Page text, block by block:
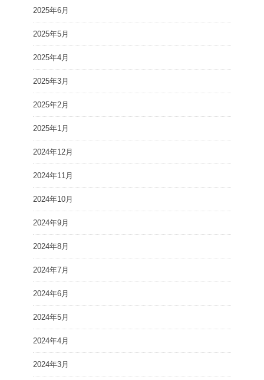
2025年6月
2025年5月
2025年4月
2025年3月
2025年2月
2025年1月
2024年12月
2024年11月
2024年10月
2024年9月
2024年8月
2024年7月
2024年6月
2024年5月
2024年4月
2024年3月